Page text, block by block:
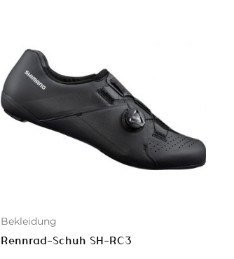
Bekleidung
Rennrad-Schuh SH-RC3